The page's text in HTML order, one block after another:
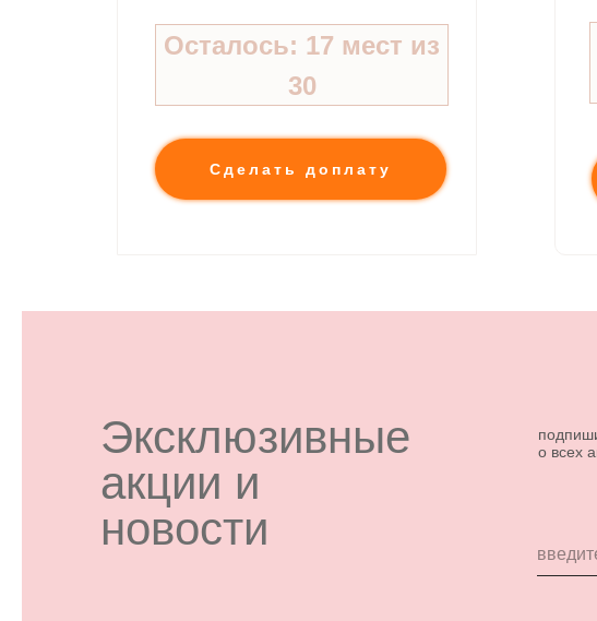
Сделать доплату
Осталось: 17 мест из
30
Эксклюзивные
акции и
новости
о всех